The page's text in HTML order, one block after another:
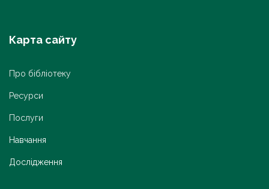
Карта сайту
Про бібліотеку
Ресурси
Послуги
Навчання
Дослідження